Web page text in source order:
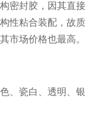
密封胶，因其直接
性粘合装配，故质
市场价格也最高。
、瓷白、透明、银